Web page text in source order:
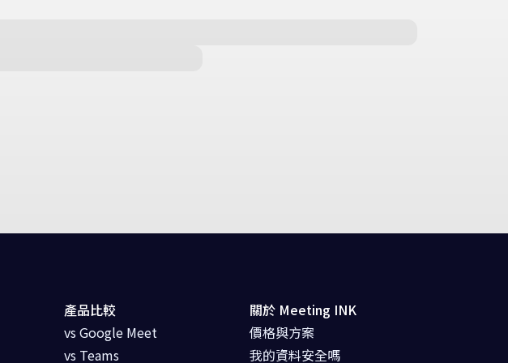
產品比較
vs Google Meet
vs Teams
關於 Meeting INK
價格與方案
我的資料安全嗎